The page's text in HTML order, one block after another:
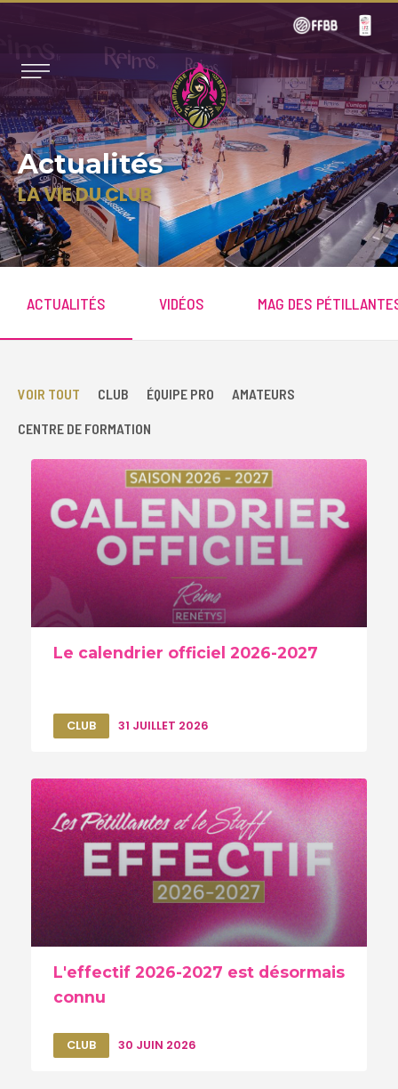
Actualités
LA VIE DU CLUB
ACTUALITÉS VIDÉOS MAG DES
VOIR TOUT CLUB ÉQUIPE PRO AMATEURS
CENTRE DE FORMATION
Le calendrier officiel 2026-2027
CLUB 31 JUILLET 2026
L'effectif 2026-2027 est désormais
connu
CLUB 30 JUIN 2026